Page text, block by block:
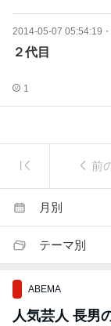
2014-05-07 05:54:19 ・
２代目
1
前
月別
テーマ別
ABEMA
人気芸人 長男